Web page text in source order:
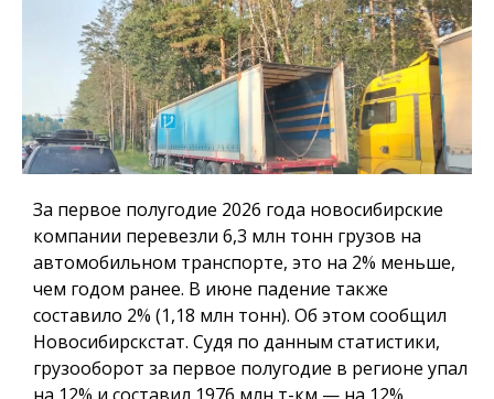
За первое полугодие 2026 года новосибирские
компании перевезли 6,3 млн тонн грузов на
автомобильном транспорте, это на 2% меньше,
чем годом ранее. В июне падение также
составило 2% (1,18 млн тонн). Об этом сообщил
Новосибирскстат. Судя по данным статистики,
грузооборот за первое полугодие в регионе упал